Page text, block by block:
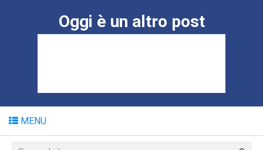
Oggi è un altro post
MENU